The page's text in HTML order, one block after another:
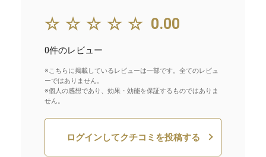
☆☆☆☆☆ 0.00
0件のレビュー
※こちらに掲載しているレビューは一部です。全てのレビュ
ーではありません。
※個人の感想であり、効果・効能を保証するものではありま
せん。
ログインしてクチコミを投稿する